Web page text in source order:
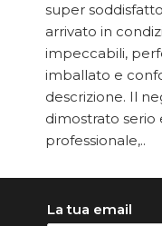
super
arrivato in
impeccabili,
imballato e
descrizione. Il
dimostrato serio
professionale,..
La tua email